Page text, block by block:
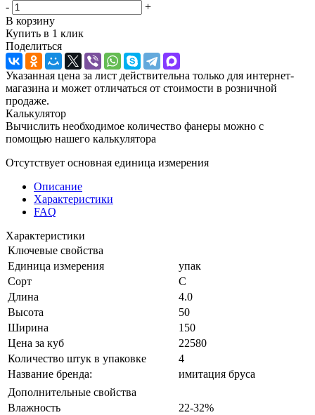
-
+
В корзину
Купить в 1 клик
Поделиться
Указанная цена за лист действительна только для интернет-
магазина и может отличаться от стоимости в розничной
продаже.
Калькулятор
Вычислить необходимое количество фанеры можно с
помощью нашего калькулятора
Отсутствует основная единица измерения
Описание
Характеристики
FAQ
Характеристики
Ключевые свойства
Единица измерения
упак
Сорт
С
Длина
4.0
Высота
50
Ширина
150
Цена за куб
22580
Количество штук в упаковке
4
Название бренда:
имитация бруса
Дополнительные свойства
Влажность
22-32%